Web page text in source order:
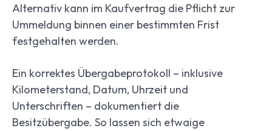
Alternativ kann im Kaufvertrag die Pflicht zur
Ummeldung binnen einer bestimmten Frist
festgehalten werden.
Ein korrektes Übergabeprotokoll – inklusive
Kilometerstand, Datum, Uhrzeit und
Unterschriften – dokumentiert die
Besitzübergabe. So lassen sich etwaige